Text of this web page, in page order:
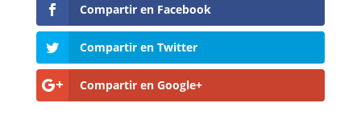
Compartir en Facebook
Compartir en Twitter
Compartir en Google+